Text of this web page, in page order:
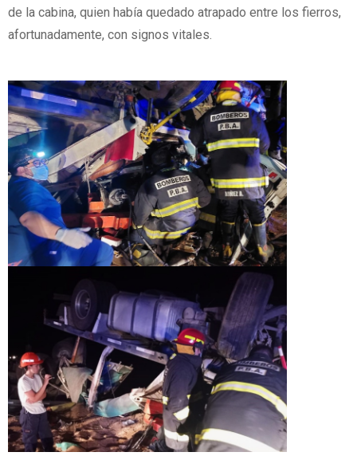
de la cabina, quien había quedado atrapado entre los fierros,
afortunadamente, con signos vitales.